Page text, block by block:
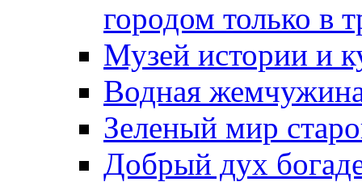
городом только в
Музей истории и
Водная
Зеленый мир
Добрый дух